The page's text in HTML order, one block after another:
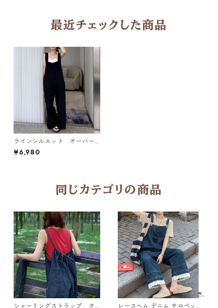
最近チェックした商品
ラインシルエット オーバー
オール N 7T2020076
¥6,980
同じカテゴリの商品
シャーリングストラップ オ
レースヘム デニム サロペット